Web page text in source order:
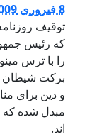
8 فبروری 2009, 14:21
توقیف
که رئیس
را با ترس
برکت شیطان
و دین برای
مبدل شده که
اند.